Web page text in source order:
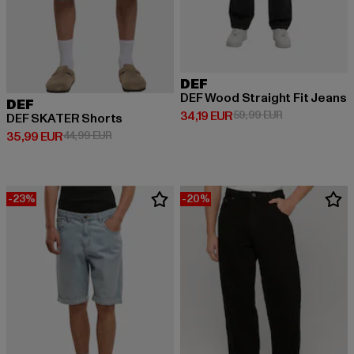
DEF
DEF SKATER Shorts
35,99 EUR
Derzeitiger Preis: 35,99 EUR
44,99 EURAktionspreis: 44,99 EUR
DEF
DEF Wood Straight Fit Jeans
34,19 EUR
Derzeitiger Preis: 34,19 EUR
59,99 EURAktionspreis:
-23% -20%